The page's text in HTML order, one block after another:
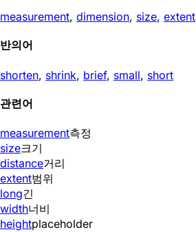
measurement, dimension, size, extent
반의어
shorten, shrink, brief, small, short
관련어
measurement측정
size크기
distance거리
extent범위
long긴
width너비
heightplaceholder